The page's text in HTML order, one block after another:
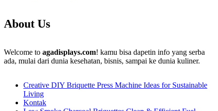
About Us
Welcome to agadisplays.com! kamu bisa dapetin info yang serba
ada, mulai dari dunia kesehatan, bisnis, sampai ke dunia kuliner.
Creative DIY Briquette Press Machine Ideas for Sustainable
Living
Kontak